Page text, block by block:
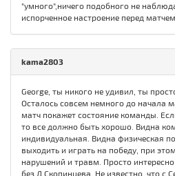
"умного",ничего подобного не
испорченное настроение перед
kama2803
George, ты никого не удивил, ты
Осталось совсем немного до начала
матч покажет состояние команды.
то все должно быть хорошо. Видна
индивидуальная. Видна физическая
выходить и играть на победу, при
нарушений и травм. Просто
без Д.Скопинцева. Не известно, что с